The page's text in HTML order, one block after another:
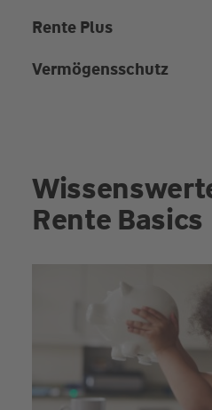
Rente Plus
Vermögensschutz
Rente Basics